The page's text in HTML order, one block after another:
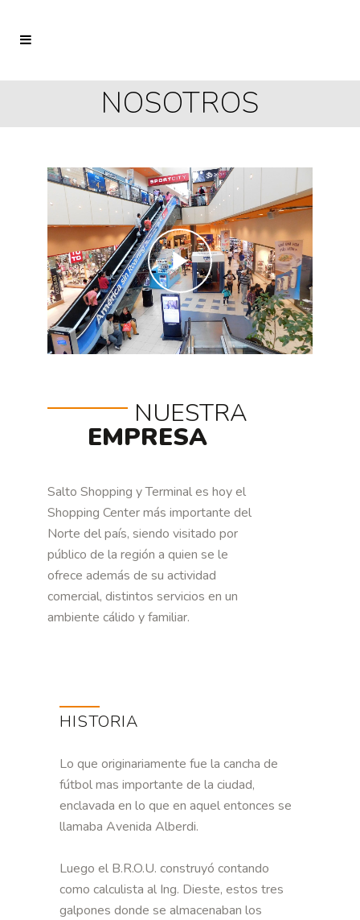
NOSOTROS
NUESTRA
EMPRESA
Salto Shopping y Terminal es hoy el
Shopping Center más importante del
Norte del país, siendo visitado por
público de la región a quien se le
ofrece además de su actividad
comercial, distintos servicios en un
ambiente cálido y familiar.
HISTORIA
Lo que originariamente fue la cancha de
fútbol mas importante de la ciudad,
enclavada en lo que en aquel entonces se
llamaba Avenida Alberdi.
Luego el B.R.O.U. construyó contando
como calculista al Ing. Dieste, estos tres
galpones donde se almacenaban los